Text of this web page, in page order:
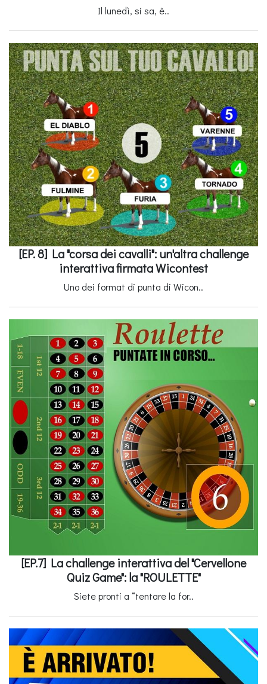
Il lunedì, si sa, è..
[EP. 8] La "corsa dei cavalli": un'altra challenge
interattiva firmata Wicontest
Uno dei format di punta di Wicon..
[EP.7] La challenge interattiva del "Cervellone
Quiz Game": la "ROULETTE"
Siete pronti a “tentare la for..